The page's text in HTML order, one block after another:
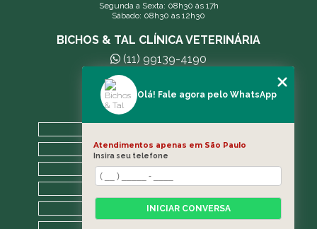
Segunda a Sexta: 08h30 às 17h
Sábado: 08h30 às 12h30
BICHOS & TAL CLÍNICA VETERINÁRIA
(11) 99139-4190
andreleecitti5@gmail.com
A CLÍNICA
BLOG
CONTATO
CATEGORIAS
Olá! Fale agora pelo WhatsApp
Atendimentos apenas em São Paulo
Insira seu telefone
INICIAR CONVERSA